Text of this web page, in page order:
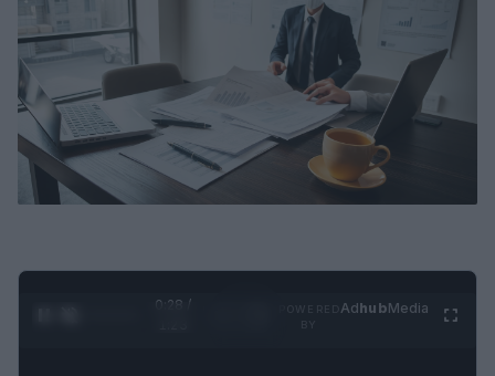
0:29 /
AdhubMedia